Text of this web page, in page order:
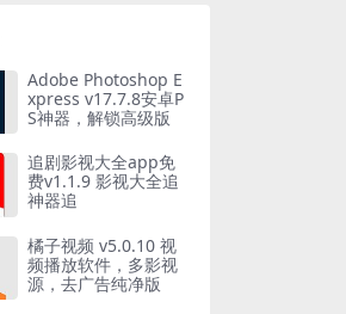
Adobe Photoshop E
xpress v17.7.8安卓P
S神器，解锁高级版
追剧影视大全app免
费v1.1.9 影视大全追
神器追
橘子视频 v5.0.10 视
频播放软件，多影视
源，去广告纯净版